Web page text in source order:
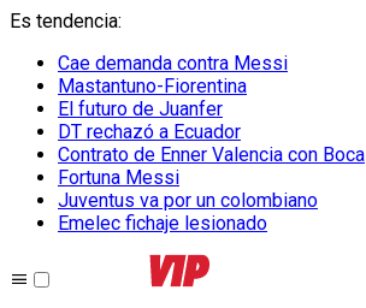
Es tendencia:
Cae demanda contra Messi
Mastantuno-Fiorentina
El futuro de Juanfer
DT rechazó a Ecuador
Contrato de Enner Valencia con Boca
Fortuna Messi
Juventus va por un colombiano
Emelec fichaje lesionado